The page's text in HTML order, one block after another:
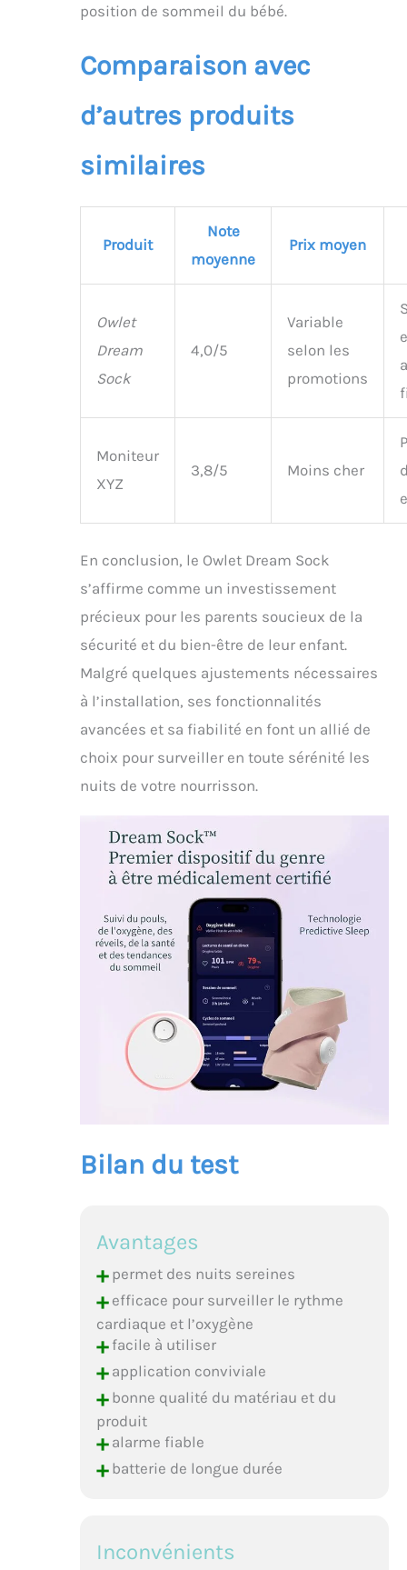
GHz tandis que la
également jusqu’à 16
position de sommeil du bébé.
Comparaison avec
d’autres produits
similaires
Produit
Note
moyenne
Prix moyen
Owlet
Dream
Sock
4,0/5
Variable
selon les
promotions
Moniteur
XYZ
3,8/5 Moins cher
En conclusion, le Owlet Dream Sock
s’affirme comme un investissement
précieux pour les parents soucieux de la
sécurité et du bien-être de leur enfant.
Malgré quelques ajustements nécessaires
à l’installation, ses fonctionnalités
avancées et sa fiabilité en font un allié de
choix pour surveiller en toute sérénité les
nuits de votre nourrisson.
Bilan du test
Avantages
+permet des nuits sereines
+efficace pour surveiller le rythme
cardiaque et l’oxygène
+facile à utiliser
+application conviviale
+bonne qualité du matériau et du
produit
+alarme fiable
+batterie de longue durée
Inconvénients